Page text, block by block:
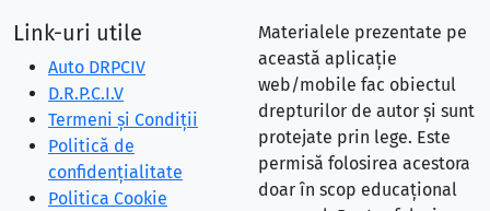
Link-uri utile
Auto DRPCIV
D.R.P.C.I.V
Termeni și Condiții
Politică de
confidențialitate
Politica Cookie
Materialele prezentate pe
această aplicație
web/mobile fac obiectul
drepturilor de autor și sunt
protejate prin lege. Este
permisă folosirea acestora
doar în scop educațional